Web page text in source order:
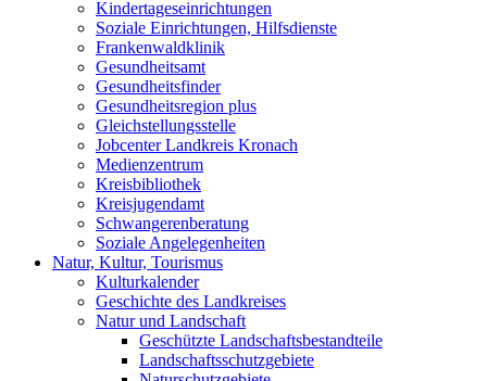
Kindertageseinrichtungen
Soziale Einrichtungen, Hilfsdienste
Frankenwaldklinik
Gesundheitsamt
Gesundheitsfinder
Gesundheitsregion plus
Gleichstellungsstelle
Jobcenter Landkreis Kronach
Medienzentrum
Kreisbibliothek
Kreisjugendamt
Schwangerenberatung
Soziale Angelegenheiten
Natur, Kultur, Tourismus
Kulturkalender
Geschichte des Landkreises
Natur und Landschaft
Geschützte Landschaftsbestandteile
Landschaftsschutzgebiete